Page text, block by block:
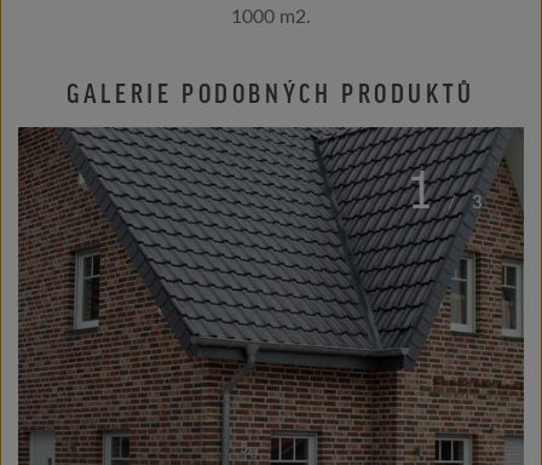
1000 m2.
GALERIE PODOBNÝCH PRODUKTŮ
1/3